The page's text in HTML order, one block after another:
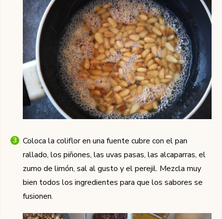
Coloca la coliflor en una fuente cubre con el pan
rallado, los piñones, las uvas pasas, las alcaparras, el
zumo de limón, sal al gusto y el perejil. Mezcla muy
bien todos los ingredientes para que los sabores se
fusionen.